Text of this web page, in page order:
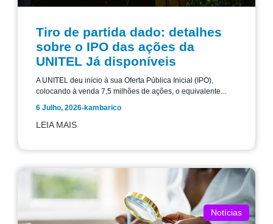
Tiro de partida dado: detalhes
sobre o IPO das ações da
UNITEL Já disponíveis
A UNITEL deu início à sua Oferta Pública Inicial (IPO),
colocando à venda 7,5 milhões de ações, o equivalente...
6 Julho, 2026-kambarico
LEIA MAIS
Notícias